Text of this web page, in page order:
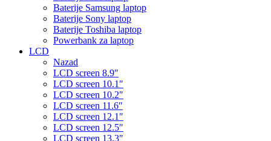
Baterije Samsung laptop
Baterije Sony laptop
Baterije Toshiba laptop
Powerbank za laptop
LCD
Nazad
LCD screen 8.9″
LCD screen 10.1″
LCD screen 10.2″
LCD screen 11.6″
LCD screen 12.1″
LCD screen 12.5″
LCD screen 13.3″